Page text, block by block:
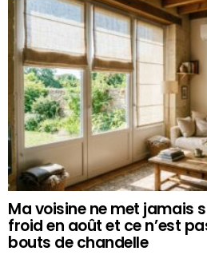
Ma voisine ne met jamais
froid en août et ce n’est
bouts de chandelle